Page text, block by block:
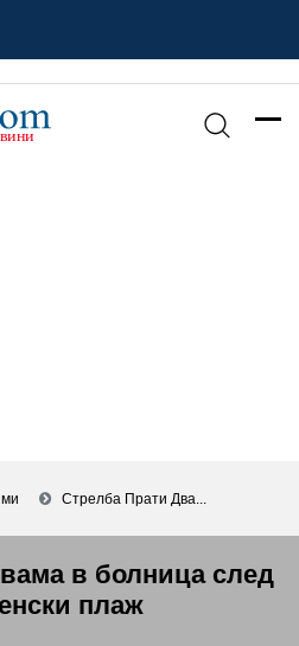
Стрелба Прати Два...
в болница след
плаж